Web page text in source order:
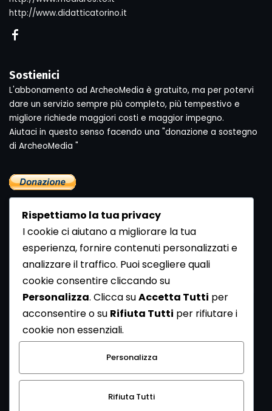
http://www.didatticatorino.it
Sostienici
L'abbonamento ad ArcheoMedia è gratuito, ma per potervi
dare un servizio sempre più completo, più tempestivo e
migliore richiede maggiori costi e maggior impegno.
Aiutaci in questo senso facendo una "donazione a sostegno
di ArcheoMedia "
Newsletter
Se vuoi ricevere la Rivista gratuita di archeologia realizzata
dalla Redazione di ArcheoMedia iscriviti alla nostra
Newsletter [Clicca Qui]
Con l'invio del messaggio l'utente dichiara di aver letto
l’informativa sulla privacy e di acconsentire al trattamento
dei propri dati personali.
Rispettiamo la tua privacy
I cookie ci aiutano a migliorare la tua
esperienza, fornire contenuti personalizzati e
analizzare il traffico. Puoi scegliere quali
cookie consentire cliccando su
Personalizza. Clicca suAccetta Tutti per
acconsentire o su Rifiuta Tutti per rifiutare i
cookie non essenziali.
Personalizza
Rifiuta Tutti